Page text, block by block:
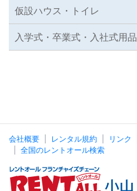
仮設ハウス・トイレ
入学式・卒業式・入社式用品
会社概要 レンタル規約 リンク
全国のレントオール検索